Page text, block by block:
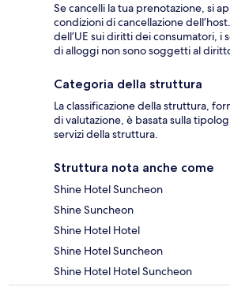
Se cancelli la tua prenotazione, si
condizioni di cancellazione
dell’UE sui diritti dei consumatori, i
di alloggi non sono soggetti al
Categoria della struttura
La classificazione della struttura,
di valutazione, è basata sulla
servizi della struttura.
Struttura nota anche come
Shine Hotel Suncheon
Shine Suncheon
Shine Hotel Hotel
Shine Hotel Suncheon
Shine Hotel Hotel Suncheon